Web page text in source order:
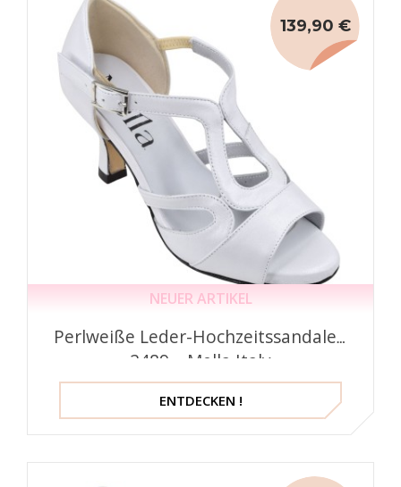
NEUER ARTIKEL
Perlweiße Leder-Hochzeitssandalen
2489 – Mella Italy
139,90 €
ENTDECKEN !